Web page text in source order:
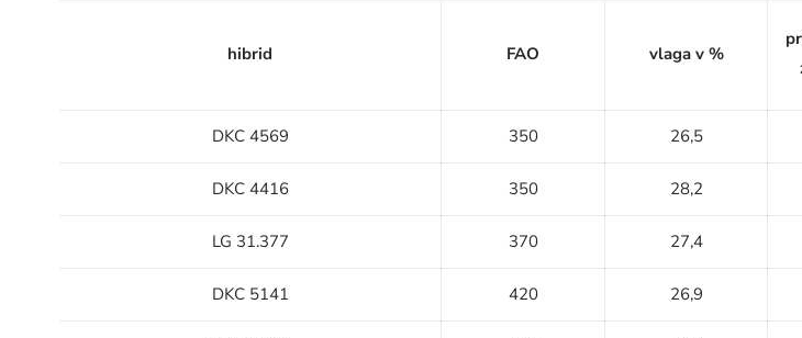
hibrid FAO vlaga v %
DKC 4569 350 26,5
DKC 4416 350 28,2
LG 31.377 370 27,4
DKC 5141 420 26,9